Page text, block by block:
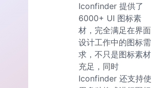
Iconfinder 提供了
6000+ UI 图标素
材，完全满足在界面
设计工作中的图标需
求，不只是图标素材
充足，同时
Iconfinder 还支持使